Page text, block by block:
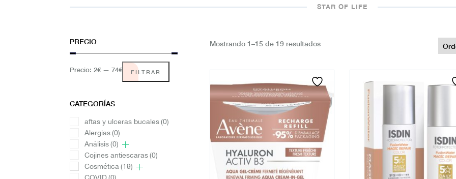
STAR OF LIFE
PRECIO
FILTRAR
Precio: 2€ — 74€
CATEGORÍAS
aftas y ulceras bucales(0)
Alergias(0)
Análisis(0)
Cojines antiescaras(0)
Cosmética(19)
Mostrando 1–15 de 19 resultados